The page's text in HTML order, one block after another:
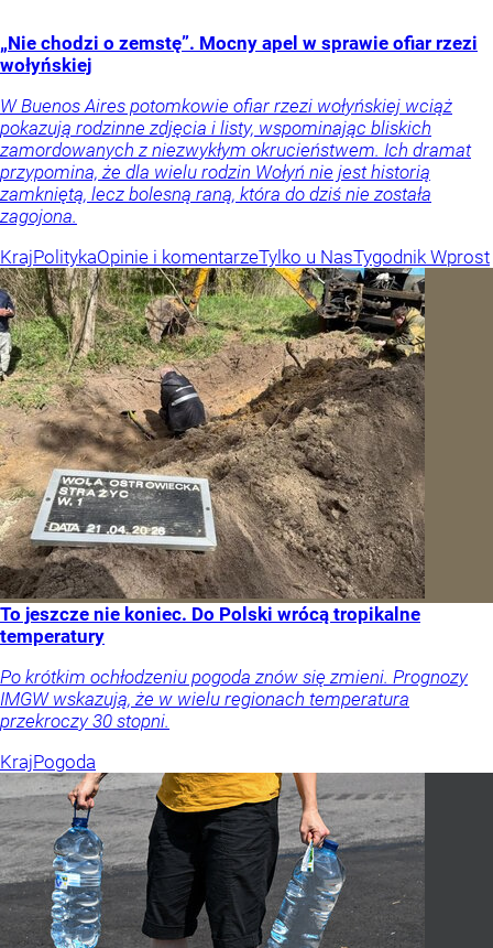
„Nie chodzi o zemstę”. Mocny apel w sprawie ofiar rzezi
wołyńskiej
W Buenos Aires potomkowie ofiar rzezi wołyńskiej wciąż
pokazują rodzinne zdjęcia i listy, wspominając bliskich
zamordowanych z niezwykłym okrucieństwem. Ich dramat
przypomina, że dla wielu rodzin Wołyń nie jest historią
zamkniętą, lecz bolesną raną, która do dziś nie została
zagojona.
KrajPolitykaOpinie i komentarzeTylko u NasTygodnik Wprost
To jeszcze nie koniec. Do Polski wrócą tropikalne
temperatury
Po krótkim ochłodzeniu pogoda znów się zmieni. Prognozy
IMGW wskazują, że w wielu regionach temperatura
przekroczy 30 stopni.
KrajPogoda